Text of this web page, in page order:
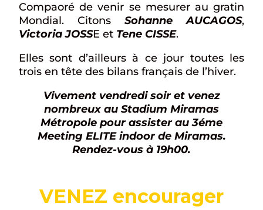
Compaoré de venir se mesurer au gratin
Mondial. Citons Sohanne AUCAGOS,
VictoriaJOSSE et Tene CISSE.
Elles sont d’ailleurs à ce jour toutes les
trois en tête des bilans français de l’hiver.
Vivement vendredi soir et venez
nombreux au Stadium Miramas
Métropole pour assister au 3éme
Meeting ELITE indoor de Miramas.
Rendez-vous à 19h00.
VENEZ encourager